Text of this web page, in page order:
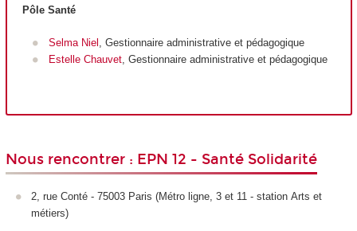
Pôle Santé
Selma Niel , Gestionnaire administrative et pédagogique
Estelle Chauvet, Gestionnaire administrative et pédagogique
Nous rencontrer : EPN 12 - Santé Solidarité
2, rue Conté - 75003 Paris (Métro ligne, 3 et 11 - station Arts et
métiers)